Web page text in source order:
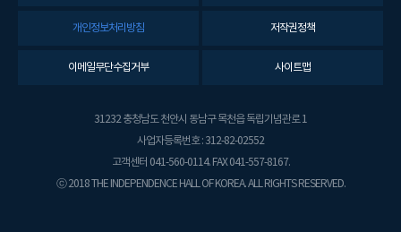
개인정보처리방침 저작권정책
이메일무단수집거부 사이트맵
31232 충청남도 천안시 동남구 목천읍 독립기념관로 1
사업자등록번호 : 312-82-02552
고객센터 041-560-0114. FAX 041-557-8167.
ⓒ 2018 THE INDEPENDENCE HALL OF KOREA. ALL RIGHTS RESERVED.